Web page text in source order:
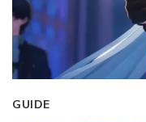
GUIDE